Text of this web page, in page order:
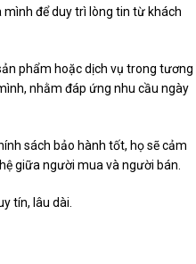
để duy trì lòng tin từ khách
phẩm hoặc dịch vụ trong tương
nhằm đáp ứng nhu cầu ngày
sách bảo hành tốt, họ sẽ cảm
giữa người mua và người bán.
tín, lâu dài.